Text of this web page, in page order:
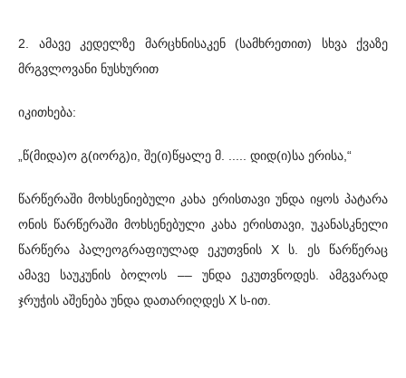
2. ამავე კედელზე მარცხნისაკენ (სამხრეთით) სხვა ქვაზე
მრგვლოვანი ნუსხურით
იკითხება:
„წ(მიდა)ო გ(იორგ)ი, შე(ი)წყალე მ. ..... დიდ(ი)სა ერისა,“
წარწერაში მოხსენიებული კახა ერისთავი უნდა იყოს პატარა
ონის წარწერაში მოხსენებული კახა ერისთავი, უკანასკნელი
წარწერა პალეოგრაფიულად ეკუთვნის X ს. ეს წარწერაც
ამავე საუკუნის ბოლოს –– უნდა ეკუთვნოდეს. ამგვარად
ჯრუჭის აშენება უნდა დათარიღდეს X ს-ით.